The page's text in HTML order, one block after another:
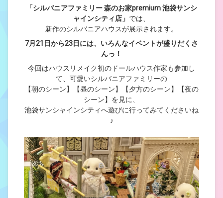
「シルバニアファミリー 森のお家premium 池袋サンシ
ャインシティ店」 では、
新作のシルバニアハウスが展示されます。
7月21日から23日には、いろんなイベントが盛りだくさ
んっ！
今回はハウスリメイク初のドールハウス作家も参加し
て、可愛いシルバニアファミリーの
【朝のシーン】【昼のシーン】【夕方のシーン】【夜の
シーン】を見に、
池袋サンシャインシティへ遊びに行ってみてくださいね
♪